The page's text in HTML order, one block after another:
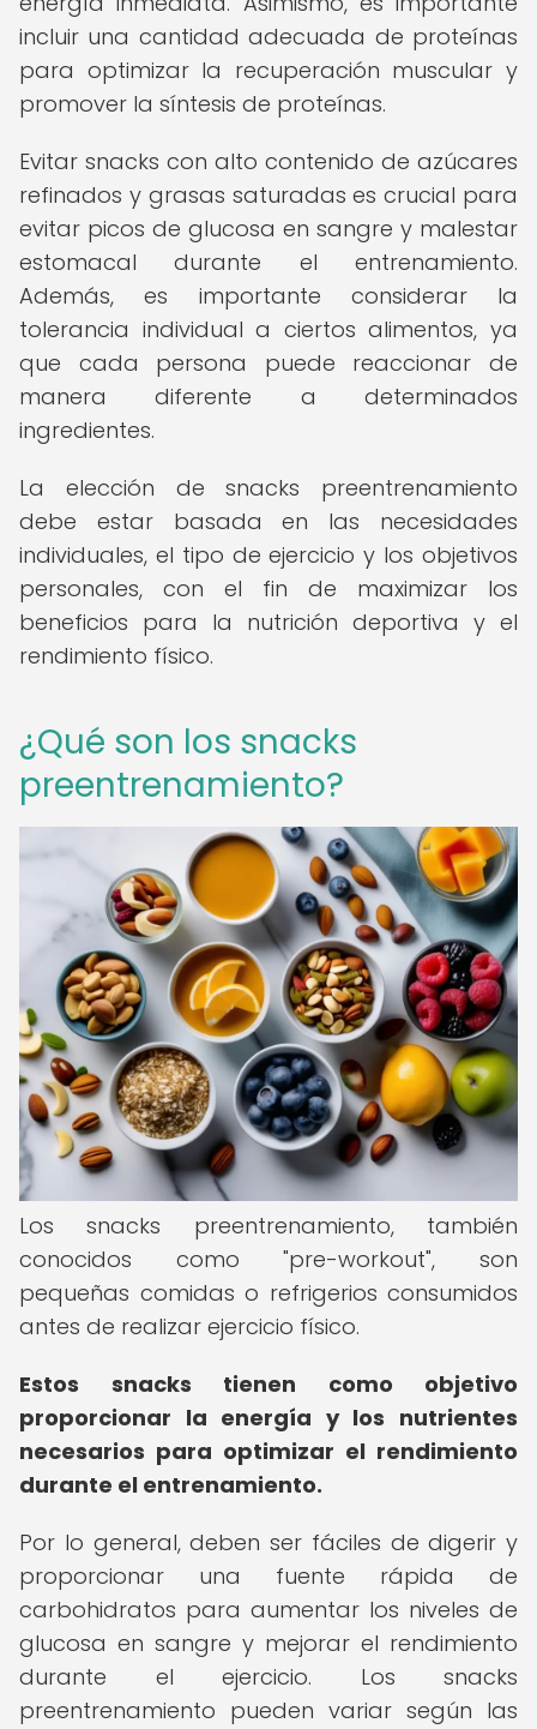
incluir una cantidad adecuada de proteínas
para optimizar la recuperación muscular y
promover la síntesis de proteínas.
Evitar snacks con alto contenido de azúcares
refinados y grasas saturadas es crucial para
evitar picos de glucosa en sangre y malestar
estomacal durante el entrenamiento.
Además, es importante considerar la
tolerancia individual a ciertos alimentos, ya
que cada persona puede reaccionar de
manera diferente a determinados
ingredientes.
La elección de snacks preentrenamiento
debe estar basada en las necesidades
individuales, el tipo de ejercicio y los objetivos
personales, con el fin de maximizar los
beneficios para la nutrición deportiva y el
rendimiento físico.
¿Qué son los snacks
preentrenamiento?
Los snacks preentrenamiento, también
conocidos como "pre-workout", son
pequeñas comidas o refrigerios consumidos
antes de realizar ejercicio físico.
Estos snacks tienen como objetivo
proporcionar la energía y los nutrientes
necesarios para optimizar el rendimiento
durante el entrenamiento.
Por lo general, deben ser fáciles de digerir y
proporcionar una fuente rápida de
carbohidratos para aumentar los niveles de
glucosa en sangre y mejorar el rendimiento
durante el ejercicio. Los snacks
preentrenamiento pueden variar según las